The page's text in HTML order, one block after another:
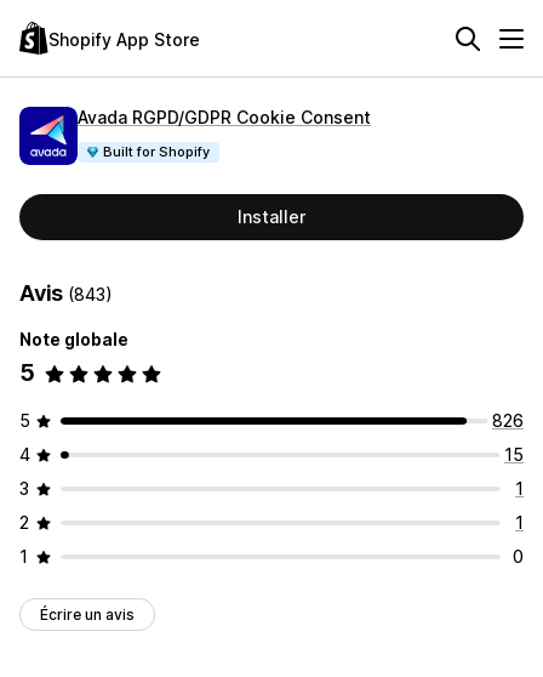
Shopify App Store
Avada RGPD/GDPR Cookie Consent
Built for Shopify
Installer
Avis (843)
Note globale
5
5
826
4
15
3
1
2
1
1
0
Écrire un avis